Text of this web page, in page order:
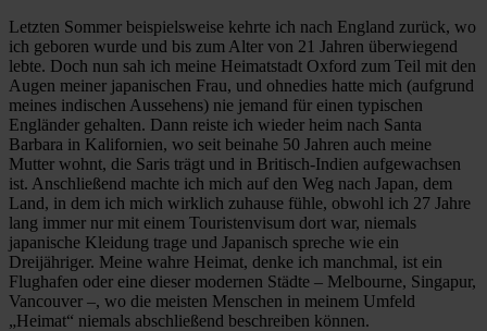
Letzten Sommer beispielsweise kehrte ich nach England zurück, wo
ich geboren wurde und bis zum Alter von 21 Jahren überwiegend
lebte. Doch nun sah ich meine Heimatstadt Oxford zum Teil mit den
Augen meiner japanischen Frau, und ohnedies hatte mich (aufgrund
meines indischen Aussehens) nie jemand für einen typischen
Engländer gehalten. Dann reiste ich wieder heim nach Santa
Barbara in Kalifornien, wo seit beinahe 50 Jahren auch meine
Mutter wohnt, die Saris trägt und in Britisch-Indien aufgewachsen
ist. Anschließend machte ich mich auf den Weg nach Japan, dem
Land, in dem ich mich wirklich zuhause fühle, obwohl ich 27 Jahre
lang immer nur mit einem Touristenvisum dort war, niemals
japanische Kleidung trage und Japanisch spreche wie ein
Dreijähriger. Meine wahre Heimat, denke ich manchmal, ist ein
Flughafen oder eine dieser modernen Städte – Melbourne, Singapur,
Vancouver –, wo die meisten Menschen in meinem Umfeld
„Heimat“ niemals abschließend beschreiben können.